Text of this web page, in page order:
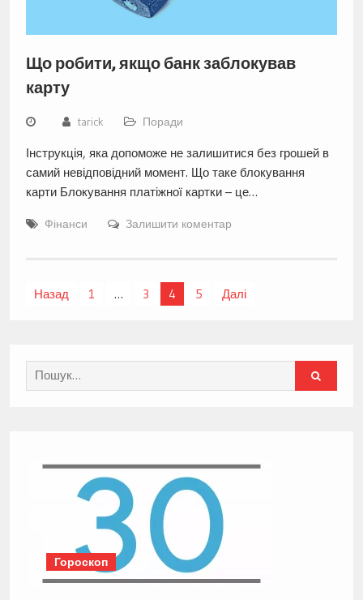
Що робити, якщо банк заблокував
карту
tarick Поради
Інструкція, яка допоможе не залишитися без грошей в
самий невідповідний момент. Що таке блокування
карти Блокування платіжної картки – це…
Фінанси Залишити коментар
Навігація
Назад 1 … 3 4 5 Далі
Search
for:
Гороскоп